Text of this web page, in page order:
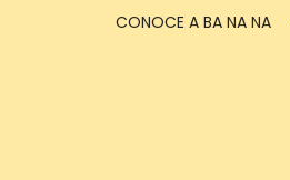
CONOCE A BA NA NA